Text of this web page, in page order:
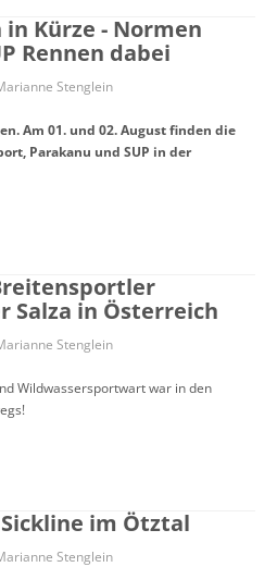
Kürze - Normen
Rennen dabei
Stenglein
Am 01. und 02. August finden die
Parakanu und SUP in der
Salza in Österreich
Stenglein
Wildwassersportwart war in den
im Ötztal
Stenglein